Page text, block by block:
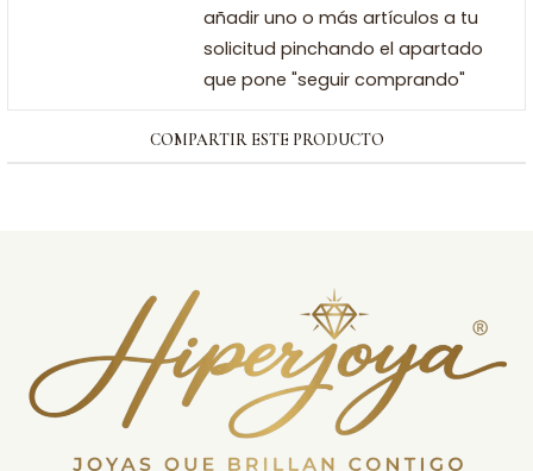
añadir uno o más artículos a tu
solicitud pinchando el apartado
que pone "seguir comprando"
COMPARTIR ESTE PRODUCTO